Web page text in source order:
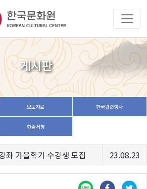
게시판
보도자료 한국관련행사
한줄서평
좌 가을학기 수강생 모집 23.08.23